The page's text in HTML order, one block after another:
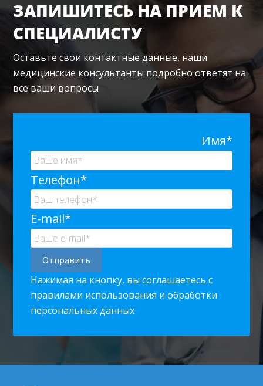
ЗАПИШИТЕСЬ НА ПРИЕМ К
СПЕЦИАЛИСТУ
Оставьте свои контактные данные, наши
медицинские консультанты подробно ответят на
все ваши вопросы
Имя*
Телефон*
E-mail*
Нажимая на кнопку, вы соглашаетесь с
правилами использования и обработки
персональных данных